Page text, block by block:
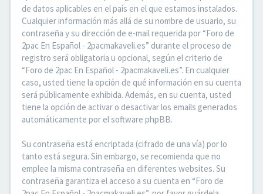
de datos aplicables en el país en el que estamos instalados.
Cualquier información más allá de su nombre de usuario, su
contraseña y su dirección de e-mail requerida por “Foro de
2pac En Español - 2pacmakaveli.es” durante el proceso de
registro será obligatoria u opcional, según el criterio de
“Foro de 2pac En Español - 2pacmakaveli.es”. En cualquier
caso, usted tiene la opción de qué información en su cuenta
será públicamente exhibida. Además, en su cuenta, usted
tiene la opción de activar o desactivar los emails generados
automáticamente por el software phpBB.
Su contraseña está encriptada (cifrado de una vía) por lo
tanto está segura. Sin embargo, se recomienda que no
emplee la misma contraseña en diferentes websites. Su
contraseña garantiza el acceso a su cuenta en “Foro de